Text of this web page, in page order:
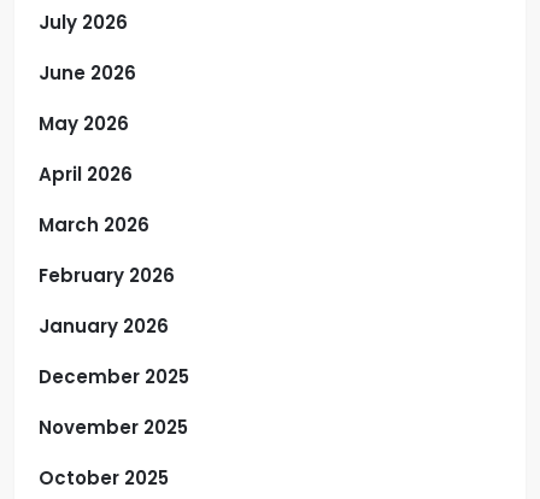
July 2026
June 2026
May 2026
April 2026
March 2026
February 2026
January 2026
December 2025
November 2025
October 2025